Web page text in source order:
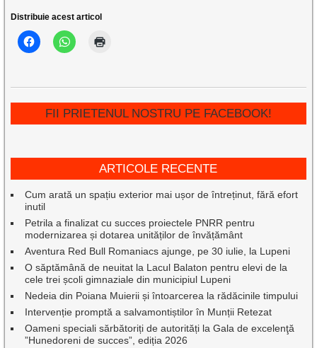
Distribuie acest articol
FII PRIETENUL NOSTRU PE FACEBOOK!
ARTICOLE RECENTE
Cum arată un spațiu exterior mai ușor de întreținut, fără efort
inutil
Petrila a finalizat cu succes proiectele PNRR pentru
modernizarea și dotarea unităților de învățământ
Aventura Red Bull Romaniacs ajunge, pe 30 iulie, la Lupeni
O săptămână de neuitat la Lacul Balaton pentru elevi de la
cele trei școli gimnaziale din municipiul Lupeni
Nedeia din Poiana Muierii și întoarcerea la rădăcinile timpului
Intervenție promptă a salvamontiștilor în Munții Retezat
Oameni speciali sărbătoriți de autorități la Gala de excelenţă
”Hunedoreni de succes”, ediția 2026